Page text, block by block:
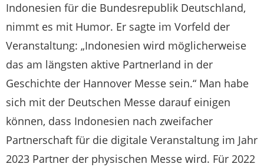
Indonesien für die Bundesrepublik Deutschland,
nimmt es mit Humor. Er sagte im Vorfeld der
Veranstaltung: „Indonesien wird möglicherweise
das am längsten aktive Partnerland in der
Geschichte der Hannover Messe sein.“ Man habe
sich mit der Deutschen Messe darauf einigen
können, dass Indonesien nach zweifacher
Partnerschaft für die digitale Veranstaltung im Jahr
2023 Partner der physischen Messe wird. Für 2022